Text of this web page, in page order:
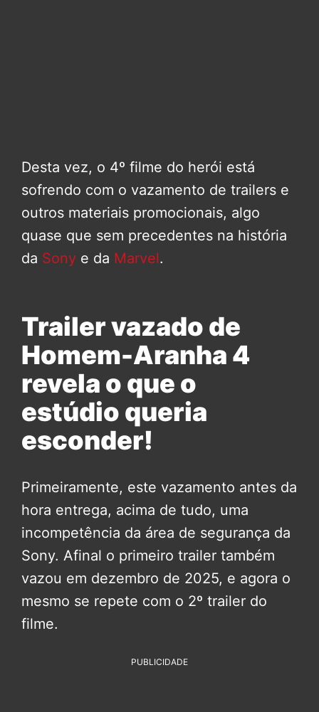
Desta vez, o 4º filme do herói está
sofrendo com o vazamento de trailers e
outros materiais promocionais, algo
quase que sem precedentes na história
da Sony e da Marvel.
Trailer vazado de
Homem-Aranha 4
revela o que o
estúdio queria
esconder!
Primeiramente, este vazamento antes da
hora entrega, acima de tudo, uma
incompetência da área de segurança da
Sony. Afinal o primeiro trailer também
vazou em dezembro de 2025, e agora o
mesmo se repete com o 2º trailer do
filme.
PUBLICIDADE